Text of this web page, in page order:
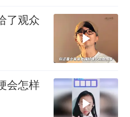
了观众
会怎样